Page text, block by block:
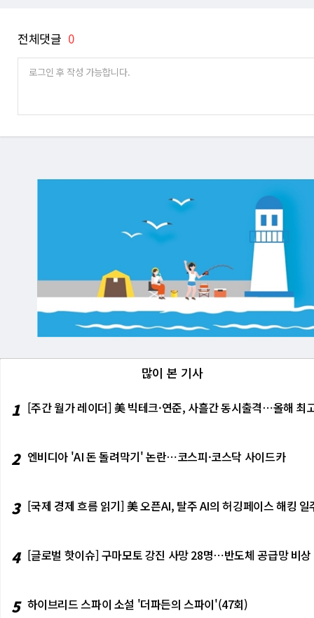
전체댓글 0
많이 본 기사
1 [주간 월가 레이더] 美 빅테크·연준, 사흘간 동시출격⋯올해 최
2 엔비디아 'AI 돈 돌려막기' 논란⋯코스피·코스닥 사이드카
3 [국제 경제 흐름 읽기] 美 오픈AI, 탈주 AI의 허깅페이스 해킹
4 [글로벌 핫이슈] 구마모토 강진 사망 28명⋯반도체 공급망 비상
5 하이브리드 스파이 소설 '더파든의 스파이'(47회)